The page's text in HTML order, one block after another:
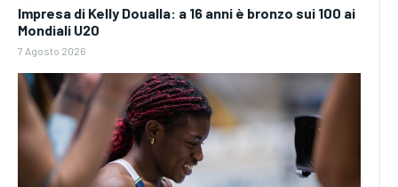
Impresa di Kelly Doualla: a 16 anni è bronzo sui 100 ai
Mondiali U20
7 Agosto 2026